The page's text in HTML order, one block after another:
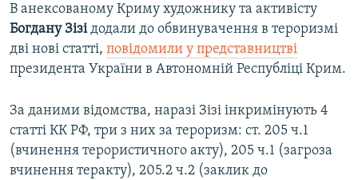
Усі сайти RFE/RL
В анексованому Криму художнику та активісту
Богдану Зізідодали до обвинувачення в тероризмі
дві нові статті, повідомили у представництві
президента України в Автономній Республіці Крим.
За даними відомства, наразі Зізі інкримінують 4
статті КК РФ, три з них за тероризм: ст. 205 ч.1
(вчинення терористичного акту), 205 ч.1 (загроза
вчинення теракту), 205.2 ч.2 (заклик до